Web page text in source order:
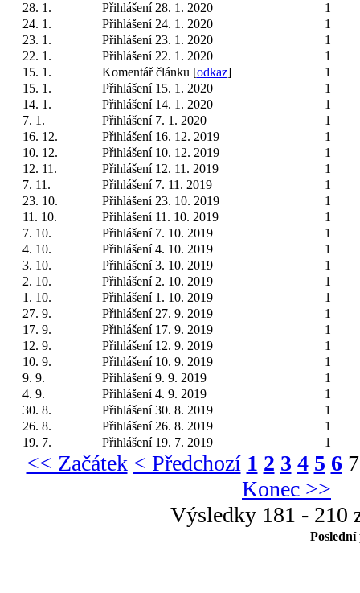
28. 1.
Přihlášení 28. 1. 2020
1
24. 1.
Přihlášení 24. 1. 2020
1
23. 1.
Přihlášení 23. 1. 2020
1
22. 1.
Přihlášení 22. 1. 2020
1
15. 1.
Komentář článku [odkaz]
1
15. 1.
Přihlášení 15. 1. 2020
1
14. 1.
Přihlášení 14. 1. 2020
1
7. 1.
Přihlášení 7. 1. 2020
1
16. 12.
Přihlášení 16. 12. 2019
1
10. 12.
Přihlášení 10. 12. 2019
1
12. 11.
Přihlášení 12. 11. 2019
1
7. 11.
Přihlášení 7. 11. 2019
1
23. 10.
Přihlášení 23. 10. 2019
1
11. 10.
Přihlášení 11. 10. 2019
1
7. 10.
Přihlášení 7. 10. 2019
1
4. 10.
Přihlášení 4. 10. 2019
1
3. 10.
Přihlášení 3. 10. 2019
1
2. 10.
Přihlášení 2. 10. 2019
1
1. 10.
Přihlášení 1. 10. 2019
1
27. 9.
Přihlášení 27. 9. 2019
1
17. 9.
Přihlášení 17. 9. 2019
1
12. 9.
Přihlášení 12. 9. 2019
1
10. 9.
Přihlášení 10. 9. 2019
1
9. 9.
Přihlášení 9. 9. 2019
1
4. 9.
Přihlášení 4. 9. 2019
1
30. 8.
Přihlášení 30. 8. 2019
1
26. 8.
Přihlášení 26. 8. 2019
1
19. 7.
Přihlášení 19. 7. 2019 1
<< Začátek < Předchozí 1 2 3 4 5 6 7
Konec >>
Výsledky 181 - 210